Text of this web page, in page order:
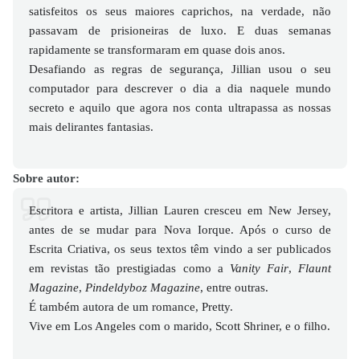
satisfeitos os seus maiores caprichos, na verdade, não
passavam de prisioneiras de luxo. E duas semanas
rapidamente se transformaram em quase dois anos.
Desafiando as regras de segurança, Jillian usou o seu
computador para descrever o dia a dia naquele mundo
secreto e aquilo que agora nos conta ultrapassa as nossas
mais delirantes fantasias.
Sobre autor:
Escritora e artista, Jillian Lauren cresceu em New Jersey,
antes de se mudar para Nova Iorque. Após o curso de
Escrita Criativa, os seus textos têm vindo a ser publicados
em revistas tão prestigiadas como a Vanity Fair, Flaunt
Magazine, Pindeldyboz Magazine, entre outras.
É também autora de um romance, Pretty.
Vive em Los Angeles com o marido, Scott Shriner, e o filho.